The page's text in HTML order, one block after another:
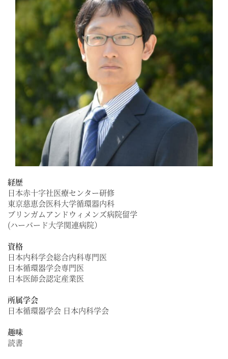
経歴
日本赤十字社医療センター研修
東京慈恵会医科大学循環器内科
ブリンガムアンドウィメンズ病院留学
(ハーバード大学関連病院）
資格
日本内科学会総合内科専門医
日本循環器学会専門医
日本医師会認定産業医
所属学会
日本循環器学会 日本内科学会
趣味
読書